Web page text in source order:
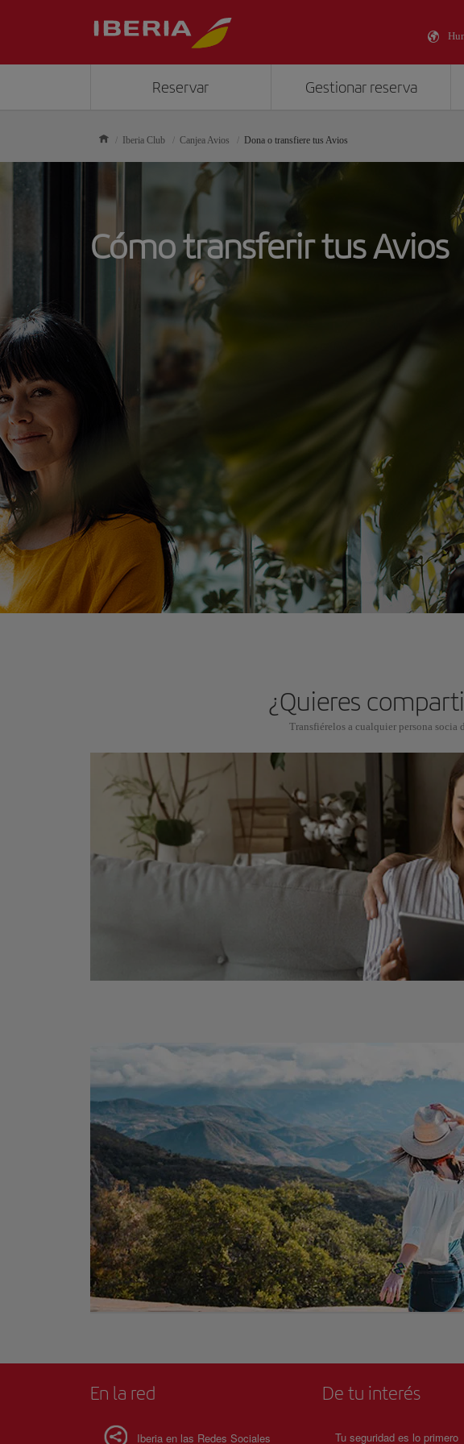
Reservar Gestionar reserva
Iberia Club Canjea Avios Dona o transfiere tus Avios
Cómo transferir tus Avios
¿Quieres
Transfiérelos a cualquier persona socia
En la red
Iberia en las Redes Sociales
De tu interés
Tu seguridad es lo primero